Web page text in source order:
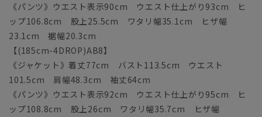
《パンツ》ウエスト表示90cm ウエスト仕上がり93cm ヒ
ップ106.8cm 股上25.5cm ワタリ幅35.1cm ヒザ幅
23.1cm 裾幅20.3cm
【(185cm-4DROP)AB8】
《ジャケット》着丈77cm バスト113.5cm ウエスト
101.5cm 肩幅48.3cm 袖丈64cm
《パンツ》ウエスト表示92cm ウエスト仕上がり95cm ヒ
ップ108.8cm 股上26cm ワタリ幅35.7cm ヒザ幅